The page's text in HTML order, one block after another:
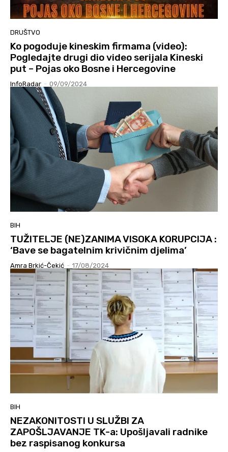
DRUŠTVO
Ko pogoduje kineskim firmama (video):
Pogledajte drugi dio video serijala Kineski
put – Pojas oko Bosne i Hercegovine
InfoRadar - 09/09/2024
BIH
TUŽITELJE (NE)ZANIMA VISOKA KORUPCIJA :
‘Bave se bagatelnim krivičnim djelima’
Amra Brkić-Čekić - 17/08/2024
BIH
NEZAKONITOSTI U SLUŽBI ZA
ZAPOŠLJAVANJE TK-a: Upošljavali radnike
bez raspisanog konkursa